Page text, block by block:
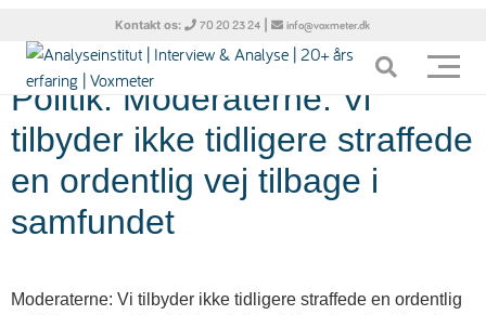
Kontakt os: 70 20 23 24 | info@voxmeter.dk
Tag: resocialisering
Politik: Moderaterne: Vi
tilbyder ikke tidligere straffede
en ordentlig vej tilbage i
samfundet
Moderaterne: Vi tilbyder ikke tidligere straffede en ordentlig